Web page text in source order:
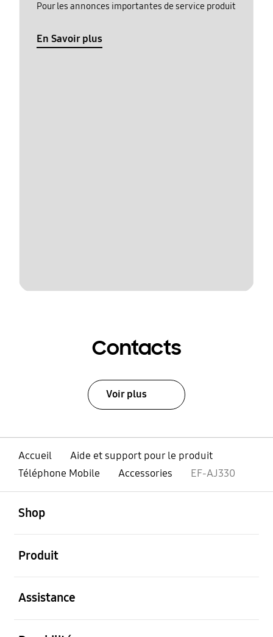
Pour les annonces importantes de service produit
En Savoir plus
Contacts
Voir plus
Accueil
Aide et support pour le produit
Téléphone Mobile
Accessories EF-AJ330
Shop
Produit
Assistance